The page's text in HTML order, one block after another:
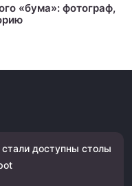
«бума»: фотограф,
доступны столы